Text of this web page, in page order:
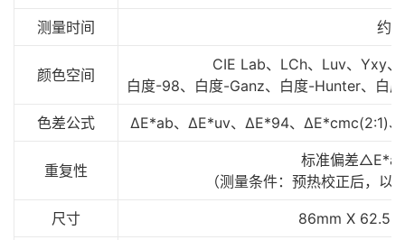
测量时间 约1s
颜色空间
CIE Lab、LCh、Luv、Yxy
白度-98、白度-Ganz、白度-Hunter、白
色差公式 ΔE*ab、ΔE*uv、ΔE*94、ΔE*cmc(2:1)
重复性
标准偏差
（测量条件：预热校正后，
尺寸 86mm X